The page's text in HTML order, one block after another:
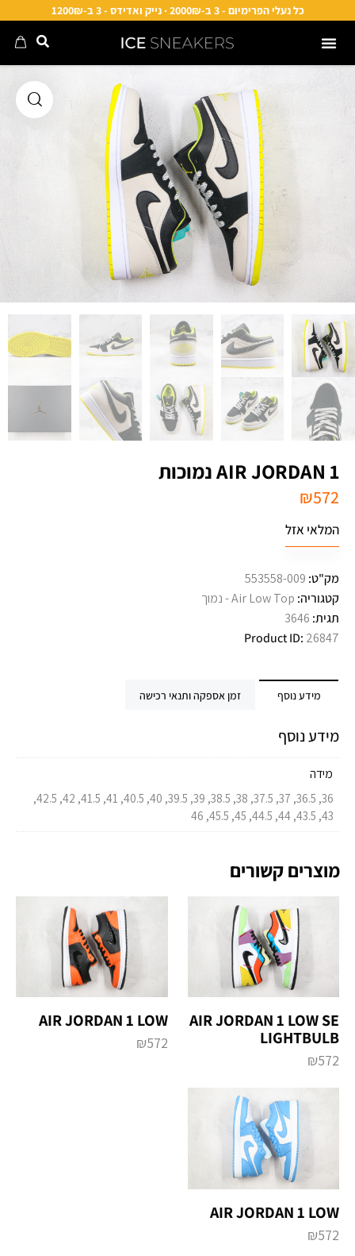
כל נעלי הפרימיום - 3 ב-2000₪ · נייק ואדידס - 3 ב-1200₪
AIR JORDAN 1 נמוכות
₪572
המלאי אזל
מק"ט: 553558-009
קטגוריה: Air Low Top - נמוך
תגית: 3646
Product ID: 26847
מידע נוסף זמן אספקה ותנאי רכישה
מידע נוסף
מידה
36, 36.5, 37, 37.5, 38, 38.5, 39, 39.5, 40, 40.5, 41, 41.5, 42, 42.5,
43, 43.5, 44, 44.5, 45, 45.5, 46
מוצרים קשורים
AIR JORDAN 1 LOW SE
LIGHTBULB
₪572
AIR JORDAN 1 LOW
₪572
AIR JORDAN 1 LOW
₪572